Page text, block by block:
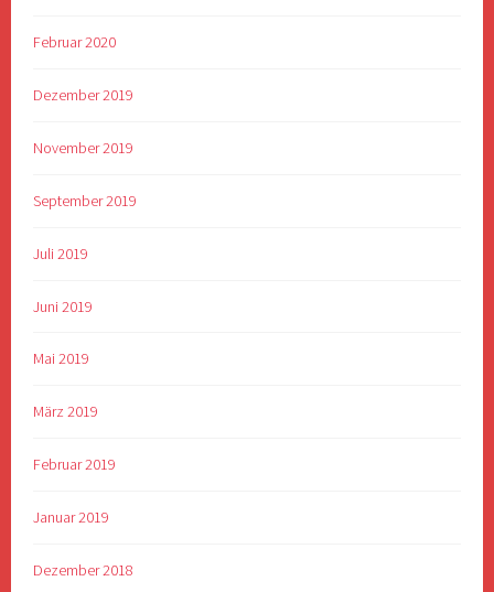
Februar 2020
Dezember 2019
November 2019
September 2019
Juli 2019
Juni 2019
Mai 2019
März 2019
Februar 2019
Januar 2019
Dezember 2018